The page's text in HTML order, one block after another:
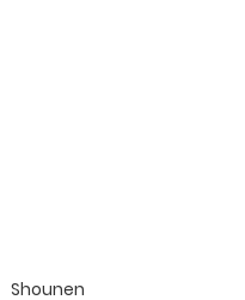
Shounen